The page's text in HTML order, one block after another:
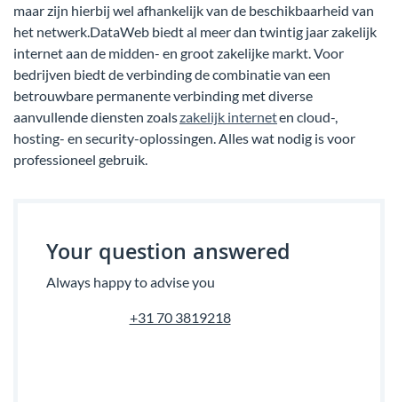
maar zijn hierbij wel afhankelijk van de beschikbaarheid van
het netwerk.DataWeb biedt al meer dan twintig jaar zakelijk
internet aan de midden- en groot zakelijke markt. Voor
bedrijven biedt de verbinding de combinatie van een
betrouwbare permanente verbinding met diverse
aanvullende diensten zoalszakelijk interneten cloud-,
hosting- en security-oplossingen. Alles wat nodig is voor
professioneel gebruik.
Your question answered
Always happy to advise you
+31 70 3819218